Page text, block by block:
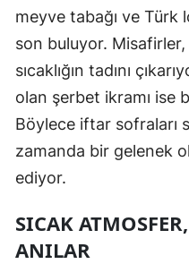
meyve tabağı ve Türk
son buluyor.
sıcaklığın tadını
olan şerbet ikramı ise
Böylece iftar sofraları
zamanda bir gelenek
ediyor.
SICAK
ANILAR